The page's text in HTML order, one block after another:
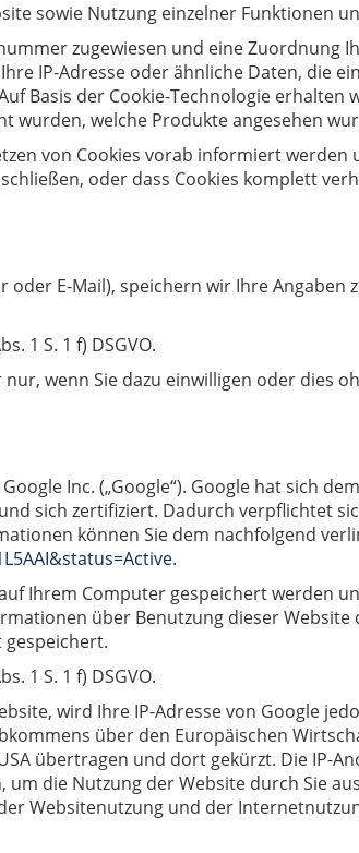
sowie Nutzung einzelner Funktionen
zugewiesen und eine Zuordnung
IP-Adresse oder ähnliche Daten, die
Basis der Cookie-Technologie
wurden, welche Produkte angesehen
von Cookies vorab informiert
oder dass Cookies komplett
E-Mail), speichern wir Ihre Angaben
1 S. 1 f) DSGVO.
wenn Sie dazu einwilligen oder dies
Inc. („Google“). Google hat sich
sich zertifiziert. Dadurch verpflichtet
können Sie dem nachfolgend
.
Ihrem Computer gespeichert werden
über Benutzung dieser
gespeichert.
1 S. 1 f) DSGVO.
wird Ihre IP-Adresse von Google
über den Europäischen
übertragen und dort gekürzt. Die IP-
die Nutzung der Website durch Sie
Websitenutzung und der